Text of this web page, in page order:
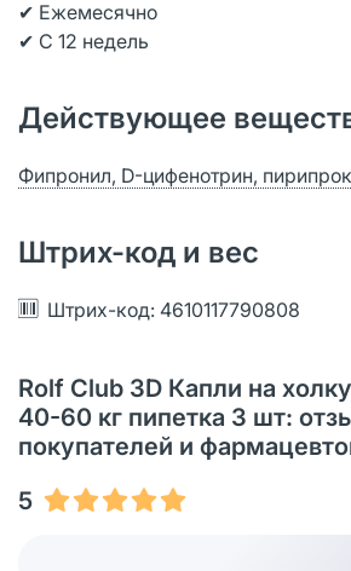
✔ Ежемесячно
✔ С 12 недель
Действующее
Фипронил, D-цифенотрин,
Штрих-код и вес
Штрих-код: 4610117790808
Rolf Club 3D Капли на
40-60 кг пипетка 3 шт:
покупателей и
5